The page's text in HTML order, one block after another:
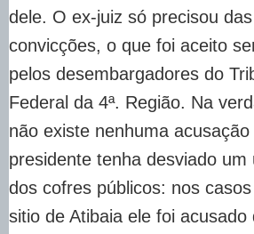
dele. O ex-juiz só precisou
convicções, o que foi aceito
pelos desembargadores do
Federal da 4ª. Região. Na
não existe nenhuma
presidente tenha desviado um
dos cofres públicos: nos
sitio de Atibaia ele foi acusado